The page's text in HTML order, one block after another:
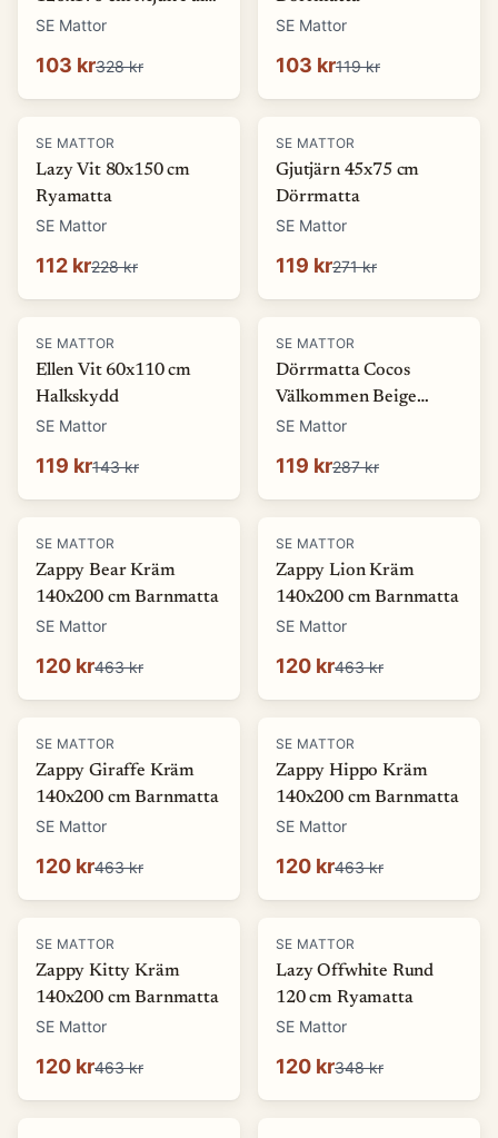
look Matta
SE Mattor
103 kr328 kr
SE Mattor
103 kr119 kr
-51 %
SE MATTOR
Lazy Vit 80x150 cm
Ryamatta
SE Mattor
112 kr228 kr
-56%
SE MATTOR
Gjutjärn 45x75 cm
Dörrmatta
SE Mattor
119 kr271 kr
-17 %
SE MATTOR
Ellen Vit 60x110 cm
Halkskydd
SE Mattor
119 kr143 kr
-58%
SE MATTOR
Dörrmatta Cocos
Välkommen Beige
45x75 cm
SE Mattor
119 kr287 kr
-74 %
SE MATTOR
Zappy Bear Kräm
140x200 cm Barnmatta
SE Mattor
120 kr463 kr
-74 %
SE MATTOR
Zappy Lion Kräm
140x200 cm Barnmatta
SE Mattor
120 kr463 kr
-74 %
SE MATTOR
Zappy Giraffe Kräm
140x200 cm Barnmatta
SE Mattor
120 kr463 kr
-74 %
SE MATTOR
Zappy Hippo Kräm
140x200 cm Barnmatta
SE Mattor
120 kr463 kr
-74 %
SE MATTOR
Zappy Kitty Kräm
140x200 cm Barnmatta
SE Mattor
120 kr463 kr
-66%
SE MATTOR
Lazy Offwhite Rund
120 cm Ryamatta
SE Mattor
120 kr348 kr